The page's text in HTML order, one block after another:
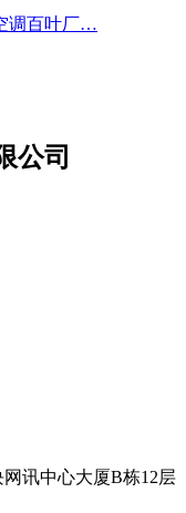
调百叶厂…
公司
讯中心大厦B栋12层